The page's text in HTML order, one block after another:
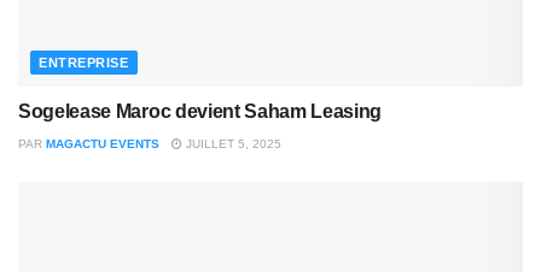
ENTREPRISE
Sogelease Maroc devient Saham Leasing
PAR MAGACTU EVENTS JUILLET 5, 2025